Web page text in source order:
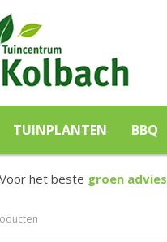
TUINPLANTEN BBQ
Voor het beste groen advies